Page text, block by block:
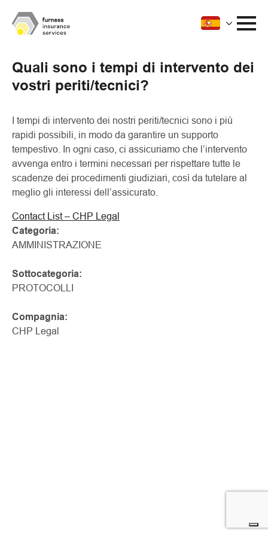
Quali sono i tempi di intervento dei
vostri periti/tecnici?
I tempi di intervento dei nostri periti/tecnici sono i più
rapidi possibili, in modo da garantire un supporto
tempestivo. In ogni caso, ci assicuriamo che l’intervento
avvenga entro i termini necessari per rispettare tutte le
scadenze dei procedimenti giudiziari, così da tutelare al
meglio gli interessi dell’assicurato.
Contact List – CHP Legal
Categoria:
AMMINISTRAZIONE
Sottocategoria:
PROTOCOLLI
Compagnia:
CHP Legal